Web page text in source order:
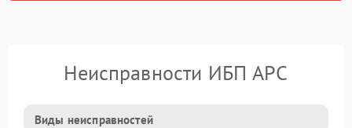
Неисправности ИБП APC
Виды неисправностей